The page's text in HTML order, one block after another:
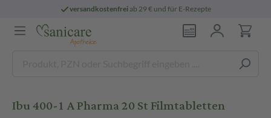
versandkostenfreiab 29 € und für E-Rezepte
Ibu 400-1 A Pharma 20 St Filmtabletten